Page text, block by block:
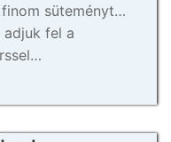
süteményt…
adjuk fel a